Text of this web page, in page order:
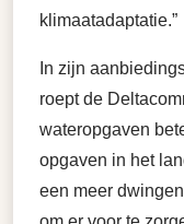
klimaatadaptatie.”
In zijn
roept de
wateropgaven
opgaven in het
een meer